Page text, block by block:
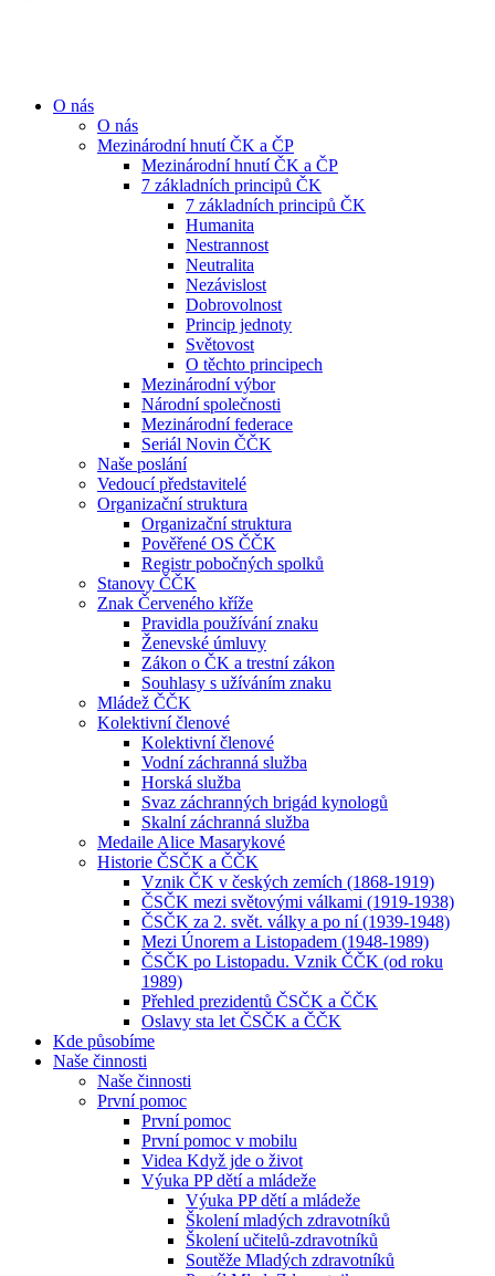
O nás
O nás
Mezinárodní hnutí ČK a ČP
Mezinárodní hnutí ČK a ČP
7 základních principů ČK
7 základních principů ČK
Humanita
Nestrannost
Neutralita
Nezávislost
Dobrovolnost
Princip jednoty
Světovost
O těchto principech
Mezinárodní výbor
Národní společnosti
Mezinárodní federace
Seriál Novin ČČK
Naše poslání
Vedoucí představitelé
Organizační struktura
Organizační struktura
Pověřené OS ČČK
Registr pobočných spolků
Stanovy ČČK
Znak Červeného kříže
Pravidla používání znaku
Ženevské úmluvy
Zákon o ČK a trestní zákon
Souhlasy s užíváním znaku
Mládež ČČK
Kolektivní členové
Kolektivní členové
Vodní záchranná služba
Horská služba
Svaz záchranných brigád kynologů
Skalní záchranná služba
Medaile Alice Masarykové
Historie ČSČK a ČČK
Vznik ČK v českých zemích (1868-1919)
ČSČK mezi světovými válkami (1919-1938)
ČSČK za 2. svět. války a po ní (1939-1948)
Mezi Únorem a Listopadem (1948-1989)
ČSČK po Listopadu. Vznik ČČK (od roku
1989)
Přehled prezidentů ČSČK a ČČK
Oslavy sta let ČSČK a ČČK
Kde působíme
Naše činnosti
Naše činnosti
První pomoc
První pomoc
První pomoc v mobilu
Videa Když jde o život
Výuka PP dětí a mládeže
Výuka PP dětí a mládeže
Školení mladých zdravotníků
Školení učitelů-zdravotníků
Soutěže Mladých zdravotníků